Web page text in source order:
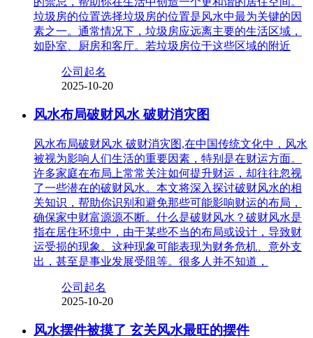
垃圾房的位置选择垃圾房的位置是风水中最为关键的因
素之一。通常情况下，垃圾房应远离主要的生活区域，
如卧室、厨房和客厅。若垃圾房位于这些区域的附近
公司起名
2025-10-20
风水布局破财风水 破财消灾图
风水布局破财风水 破财消灾图,在中国传统文化中，风水
被视为影响人们生活的重要因素，特别是在财运方面。
许多家庭在布局上常常关注如何提升财运，却往往忽视
了一些潜在的破财风水。本文将深入探讨破财风水的相
关知识，帮助你识别和避免那些可能影响财运的布局，
确保家中财富源源不断。什么是破财风水？破财风水是
指在居住环境中，由于某些不当的布局或设计，导致财
运受损的现象。这种现象可能表现为财务危机、意外支
出，甚至是事业发展受阻等。很多人并不知道，
公司起名
2025-10-20
风水摆件被摸了 玄关风水最旺的摆件